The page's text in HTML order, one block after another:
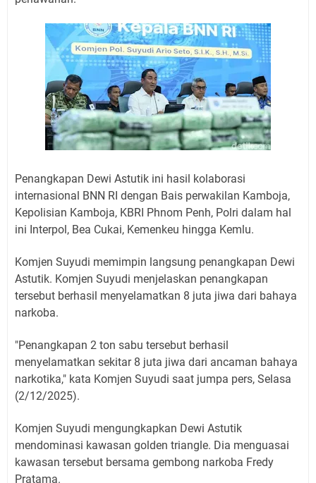
Penangkapan Dewi Astutik ini hasil kolaborasi
internasional BNN RI dengan Bais perwakilan Kamboja,
Kepolisian Kamboja, KBRI Phnom Penh, Polri dalam hal
ini Interpol, Bea Cukai, Kemenkeu hingga Kemlu.
Komjen Suyudi memimpin langsung penangkapan Dewi
Astutik. Komjen Suyudi menjelaskan penangkapan
tersebut berhasil menyelamatkan 8 juta jiwa dari bahaya
narkoba.
"Penangkapan 2 ton sabu tersebut berhasil
menyelamatkan sekitar 8 juta jiwa dari ancaman bahaya
narkotika," kata Komjen Suyudi saat jumpa pers, Selasa
(2/12/2025).
Komjen Suyudi mengungkapkan Dewi Astutik
mendominasi kawasan golden triangle. Dia menguasai
kawasan tersebut bersama gembong narkoba Fredy
Pratama.